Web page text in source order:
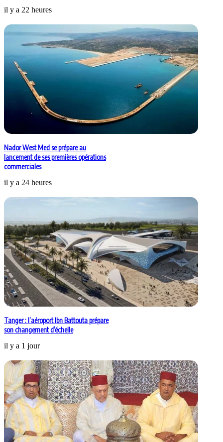
il y a 22 heures
Nador West Med se prépare au
lancement de ses premières opérations
commerciales
il y a 24 heures
Tanger : l’aéroport Ibn Battouta prépare
son changement d’échelle
il y a 1 jour